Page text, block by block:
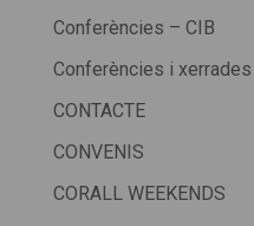
Conferències – CIB
Conferències i xerrades
CONTACTE
CONVENIS
CORALL WEEKENDS